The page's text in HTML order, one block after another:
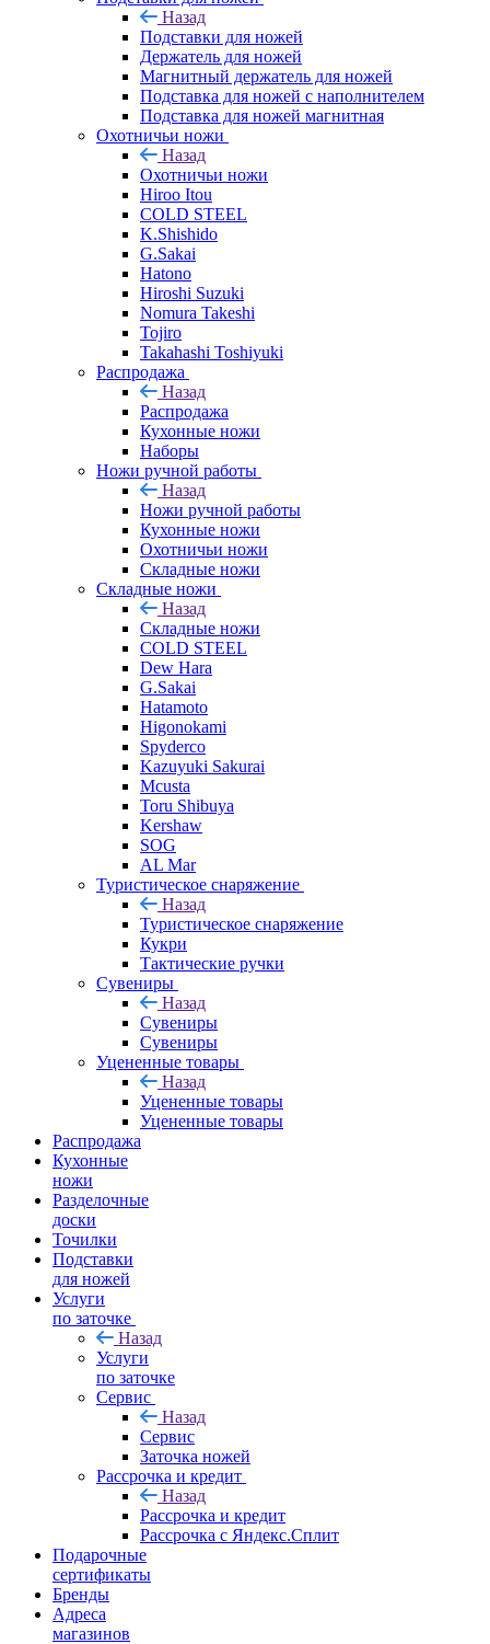
Назад
Подставки для ножей
Держатель для ножей
Магнитный держатель для ножей
Подставка для ножей с наполнителем
Подставка для ножей магнитная
Охотничьи ножи
Назад
Охотничьи ножи
Hiroo Itou
COLD STEEL
K.Shishido
G.Sakai
Hatono
Hiroshi Suzuki
Nomura Takeshi
Tojiro
Takahashi Toshiyuki
Распродажа
Назад
Распродажа
Кухонные ножи
Наборы
Ножи ручной работы
Назад
Ножи ручной работы
Кухонные ножи
Охотничьи ножи
Складные ножи
Складные ножи
Назад
Складные ножи
COLD STEEL
Dew Hara
G.Sakai
Hatamoto
Higonokami
Spyderco
Kazuyuki Sakurai
Mcusta
Toru Shibuya
Kershaw
SOG
AL Mar
Туристическое снаряжение
Назад
Туристическое снаряжение
Кукри
Тактические ручки
Сувениры
Назад
Сувениры
Сувениры
Уцененные товары
Назад
Уцененные товары
Уцененные товары
Распродажа
Кухонные
ножи
Разделочные
доски
Точилки
Подставки
для ножей
Услуги
по заточке
Назад
Услуги
по заточке
Сервис
Назад
Сервис
Заточка ножей
Рассрочка и кредит
Назад
Рассрочка и кредит
Рассрочка с Яндекс.Сплит
Подарочные
сертификаты
Бренды
Адреса
магазинов